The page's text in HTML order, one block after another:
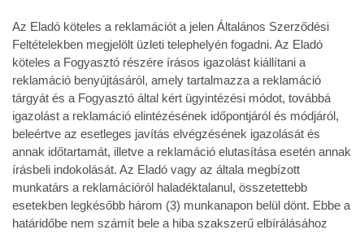
Az Eladó köteles a reklamációt a jelen Általános Szerződési
Feltételekben megjelölt üzleti telephelyén fogadni. Az Eladó
köteles a Fogyasztó részére írásos igazolást kiállítani a
reklamáció benyújtásáról, amely tartalmazza a reklamáció
tárgyát és a Fogyasztó által kért ügyintézési módot, továbbá
igazolást a reklamáció elintézésének időpontjáról és módjáról,
beleértve az esetleges javítás elvégzésének igazolását és
annak időtartamát, illetve a reklamáció elutasítása esetén annak
írásbeli indokolását. Az Eladó vagy az általa megbízott
munkatárs a reklamációról haladéktalanul, összetettebb
esetekben legkésőbb három (3) munkanapon belül dönt. Ebbe a
határidőbe nem számít bele a hiba szakszerű elbírálásához